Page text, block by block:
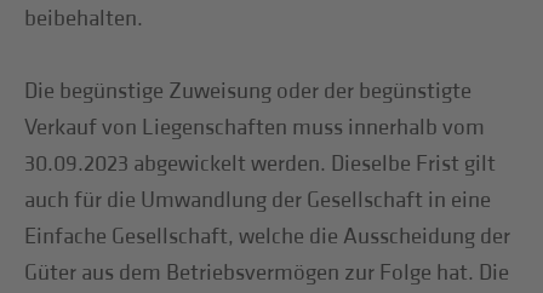
beibehalten.
Die begünstige Zuweisung oder der begünstigte
Verkauf von Liegenschaften muss innerhalb vom
30.09.2023 abgewickelt werden. Dieselbe Frist gilt
auch für die Umwandlung der Gesellschaft in eine
Einfache Gesellschaft, welche die Ausscheidung der
Güter aus dem Betriebsvermögen zur Folge hat. Die